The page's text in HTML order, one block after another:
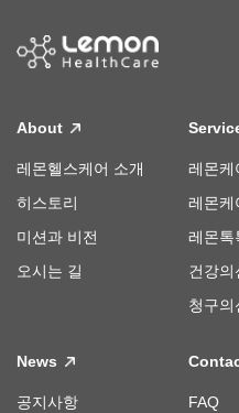
About
레몬헬스케어 소개
히스토리
미션과 비전
오시는 길
레몬케
레몬케
레몬톡
건강의
청구의
News
공지사항
FAQ